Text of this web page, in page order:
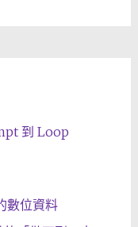
到 Loop
數位資料